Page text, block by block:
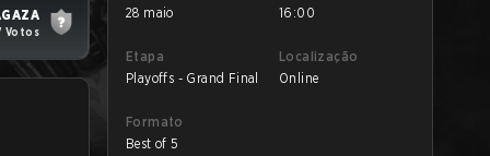
Votos
28 maio
16:00
Etapa
Playoffs - Grand Final
Localização
Online
Formato
Best of 5